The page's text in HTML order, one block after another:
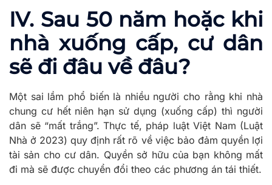
IV. Sau 50 năm hoặc khi
nhà xuống cấp, cư dân
sẽ đi đâu về đâu?
Một sai lầm phổ biến là nhiều người cho rằng khi nhà
chung cư hết niên hạn sử dụng (xuống cấp) thì người
dân sẽ “mất trắng”. Thực tế, pháp luật Việt Nam (Luật
Nhà ở 2023) quy định rất rõ về việc bảo đảm quyền lợi
tài sản cho cư dân. Quyền sở hữu của bạn không mất
đi mà sẽ được chuyển đổi theo các phương án tái thiết.